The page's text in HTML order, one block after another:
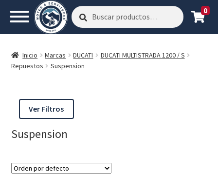
Buscar
por:
Buscar 0
Inicio Marcas DUCATI
DUCATI MULTISTRADA 1200 / S
Repuestos
Suspension
Ver Filtros
Suspension